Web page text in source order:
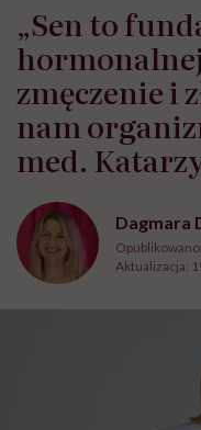
„Sen to
zmęczenie i
nam
med.
Dagmara
Opublikowano:
Aktualizacja: